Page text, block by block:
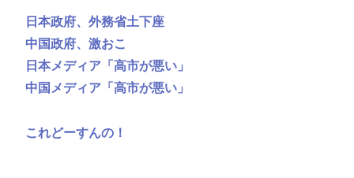
日本政府、外務省土下座
中国政府、激おこ
日本メディア「高市が悪い」
中国メディア「高市が悪い」
これどーすんの！